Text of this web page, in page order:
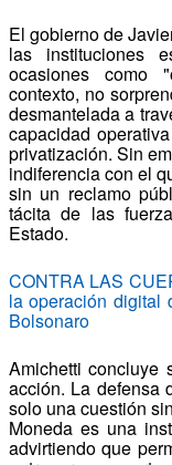
El gobierno de
las instituciones
ocasiones como
contexto, no
desmantelada a
capacidad
privatización. Sin
indiferencia con el
sin un reclamo
tácita de las
Estado.
CONTRA LAS
la operación digital
Bolsonaro
Amichetti concluye
acción. La defensa
solo una cuestión
Moneda es una
advirtiendo que